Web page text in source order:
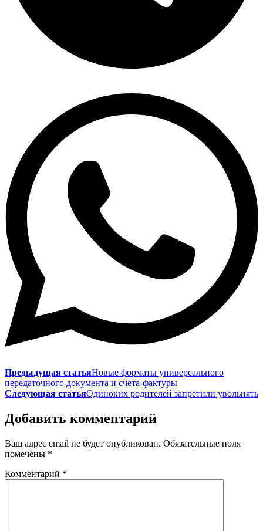
Предыдущая статьяНовые форматы универсального
передаточного документа и счета-фактуры
Следующая статьяОдиноких родителей запретили увольнять
Добавить комментарий
Ваш адрес email не будет опубликован. Обязательные поля
помечены *
Комментарий *